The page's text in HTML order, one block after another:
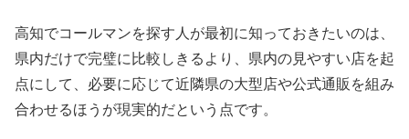
高知でコールマンを探す人が最初に知っておきたいのは、
県内だけで完璧に比較しきるより、県内の見やすい店を起
点にして、必要に応じて近隣県の大型店や公式通販を組み
合わせるほうが現実的だという点です。